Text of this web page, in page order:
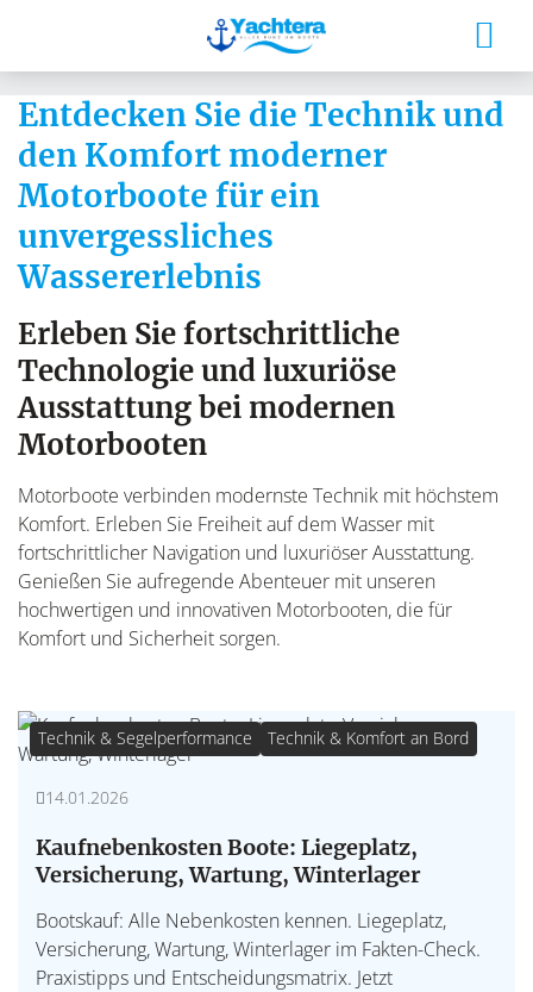
Entdecken Sie die Technik und
den Komfort moderner
Motorboote für ein
unvergessliches
Wassererlebnis
Erleben Sie fortschrittliche
Technologie und luxuriöse
Ausstattung bei modernen
Motorbooten
Motorboote verbinden modernste Technik mit höchstem
Komfort. Erleben Sie Freiheit auf dem Wasser mit
fortschrittlicher Navigation und luxuriöser Ausstattung.
Genießen Sie aufregende Abenteuer mit unseren
hochwertigen und innovativen Motorbooten, die für
Komfort und Sicherheit sorgen.
Technik & Segelperformance Technik & Komfort an Bord
14.01.2026
Kaufnebenkosten Boote: Liegeplatz,
Versicherung, Wartung, Winterlager
Bootskauf: Alle Nebenkosten kennen. Liegeplatz,
Versicherung, Wartung, Winterlager im Fakten-Check.
Praxistipps und Entscheidungsmatrix. Jetzt